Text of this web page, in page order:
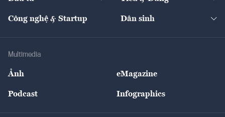
Tư vấn
Thị trường
Nông sản
Giải trí
Công nghệ & Startup Dân sinh
Multimedia
Ảnh eMagazine
Podcast Infographics